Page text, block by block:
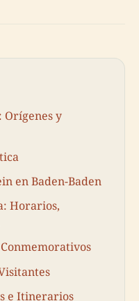
Orígenes y
en Baden-Baden
Horarios,
e Itinerarios